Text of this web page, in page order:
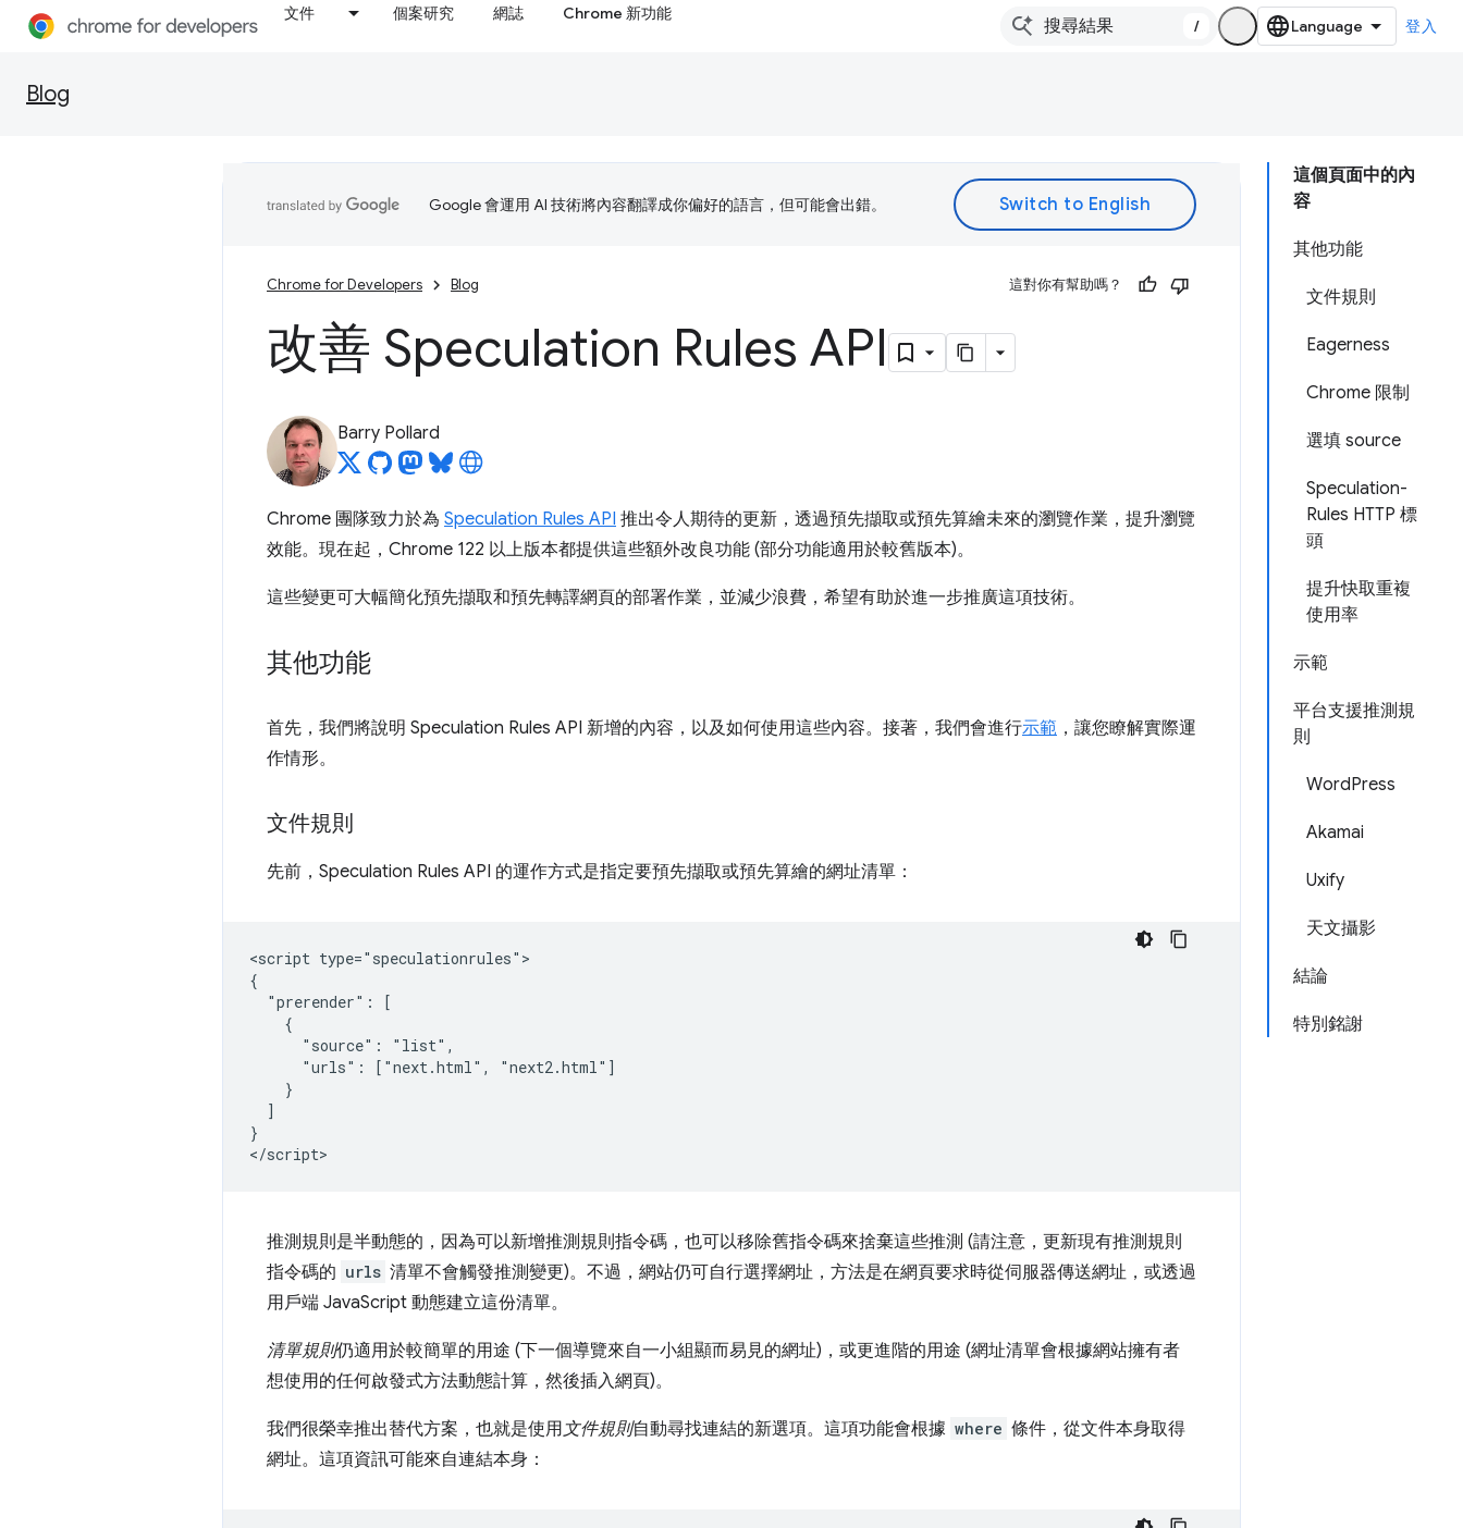
文件 個案研究 網誌 Chrome 新功能
/ 登入
Blog
這個頁面中的內
容
其他功能
文件規則
Eagerness
Chrome 限制
選填 source
Speculation-
Rules HTTP 標
頭
提升快取重複
使用率
示範
平台支援推測規
則
WordPress
Akamai
Uxify
天文攝影
結論
特別銘謝
Google 會運用 AI 技術將內容翻譯成你偏好的語言，但可能會出錯。
Chrome for Developers Blog 這對你有幫助嗎？
改善 Speculation Rules API
Barry Pollard
Chrome 團隊致力於為 Speculation Rules API 推出令人期待的更新，透過預先擷取或預先算繪未來的瀏覽作業，提升瀏覽
效能。現在起，Chrome 122 以上版本都提供這些額外改良功能 (部分功能適用於較舊版本)。
這些變更可大幅簡化預先擷取和預先轉譯網頁的部署作業，並減少浪費，希望有助於進一步推廣這項技術。
其他功能
首先，我們將說明 Speculation Rules API 新增的內容，以及如何使用這些內容。接著，我們會進行示範 ，讓您瞭解實際運
作情形。
文件規則
先前，Speculation Rules API 的運作方式是指定要預先擷取或預先算繪的網址清單：
<script type="speculationrules">
{
  "prerender": [
    {
      "source": "list",
      "urls": ["next.html", "next2.html"]
    }
  ]
}
推測規則是半動態的，因為可以新增推測規則指令碼，也可以移除舊指令碼來捨棄這些推測 (請注意，更新現有推測規則
指令碼的 urls 清單不會觸發推測變更)。不過，網站仍可自行選擇網址，方法是在網頁要求時從伺服器傳送網址，或透過
用戶端 JavaScript 動態建立這份清單。
清單規則仍適用於較簡單的用途 (下一個導覽來自一小組顯而易見的網址)，或更進階的用途 (網址清單會根據網站擁有者
想使用的任何啟發式方法動態計算，然後插入網頁)。
我們很榮幸推出替代方案，也就是使用文件規則自動尋找連結的新選項。這項功能會根據 where 條件，從文件本身取得
網址。這項資訊可能來自連結本身：